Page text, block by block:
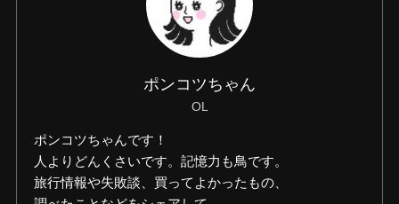
ポンコツちゃん
OL
ポンコツちゃんです！
人よりどんくさいです。記憶力も鳥です。
旅行情報や失敗談、買ってよかったもの、